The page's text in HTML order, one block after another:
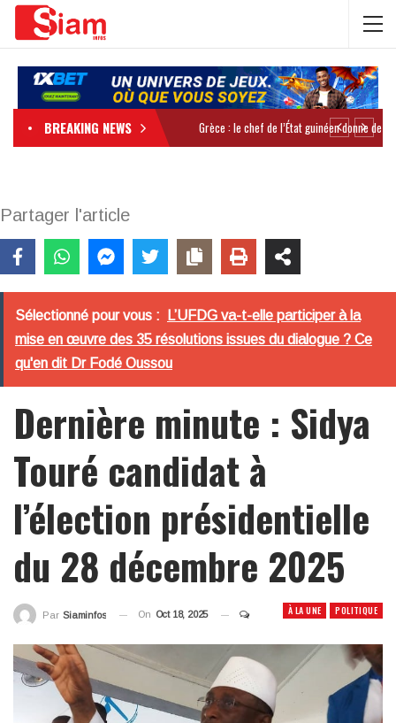
BREAKING NEWS
Partager l'article
Sélectionné pour vous :
L’UFDG va-t-elle participer à la
mise en œuvre des 35 résolutions issues du dialogue ? Ce
qu'en dit Dr Fodé Oussou
Dernière minute : Sidya
Touré candidat à
l’élection présidentielle
du 28 décembre 2025
À LA UNE POLITIQUE
Par Siaminfos On Oct 18, 2025